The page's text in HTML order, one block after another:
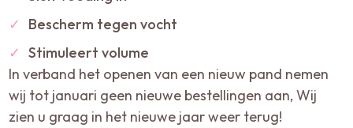
✓
Bescherm tegen vocht
✓ Stimuleert volume
In verband het openen van een nieuw pand nemen
wij tot januari geen nieuwe bestellingen aan, Wij
zien u graag in het nieuwe jaar weer terug!